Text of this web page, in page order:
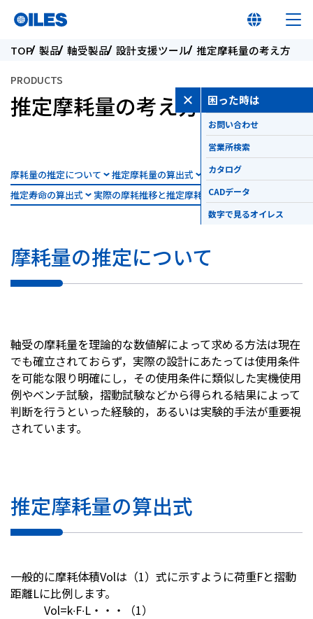
オイレス早わかり
オイレスとは
イノベーション
株主・投資家情報
採用
お問い合わせ
企業行動憲章・規範
曽田文庫
サイトマップ
困った時は
お問い合わせ
営業所検索
カタログ
CADデータ
数字で見るオイレス
TOP 製品 軸受製品 設計支援ツール 推定摩耗量の考え方
PRODUCTS
推定摩耗量の考え方
摩耗量の推定について 推定摩耗量の算出式
比摩耗量Kについて
推定寿命の算出式
実際の摩耗推移と推定摩耗推移
摩耗量の推定について
軸受の摩耗量を理論的な数値解によって求める方法は現在
でも確立されておらず，実際の設計にあたっては使用条件
を可能な限り明確にし，その使用条件に類似した実機使用
例やベンチ試験，摺動試験などから得られる結果によって
判断を行うといった経験的，あるいは実験的手法が重要視
されています。
推定摩耗量の算出式
一般的に摩耗体積Volは（1）式に示すように荷重Fと摺動
距離Lに比例します。
Vol=k∙F∙L・・・（1）